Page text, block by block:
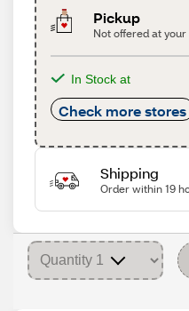
Pickup
Not offered at
In Stock at
Check more stores
Shipping
Order within 19